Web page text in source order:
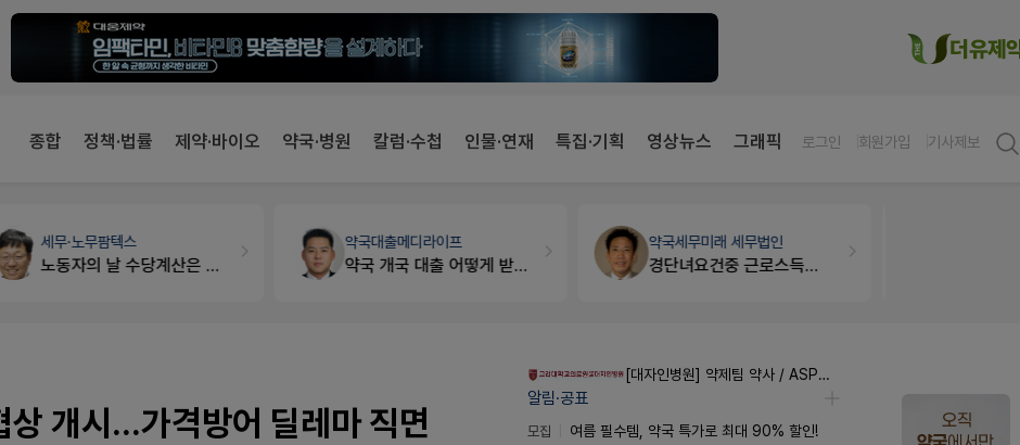
종합 정책·법률 제약·바이오 약국·병원 칼럼·수첩 인물·연재 특집·기획 영상뉴스 그래픽 로그인 회원가입 기사제보
세무·노무팜텍스
노동자의 날 수당계산은 어떻게 되나요
약국대출메디라이프
약국 개국 대출 어떻게 받아야할지 어렵습니다
약국세무미래 세무법인
경단녀요건중 근로스득원천징수액
개시...가격방어 딜레마 직면
[대자인병원] 약제팀 약사 / ASP팀 감염전문약사 모집
알림·공표
모집
여름 필수템, 약국 특가로 최대 90% 할인!